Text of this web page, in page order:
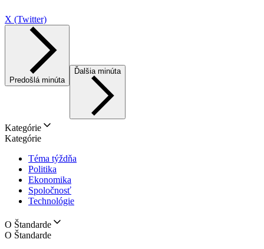
X (Twitter)
Predošlá minúta
Ďalšia minúta
Kategórie
Kategórie
Téma týždňa
Politika
Ekonomika
Spoločnosť
Technológie
O Štandarde
O Štandarde